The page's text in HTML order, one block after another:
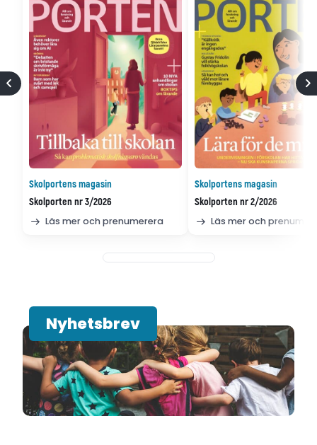
Skolportens magasin
Skolporten nr 3/2026
Läs mer och prenumerera
Skolportens magasin
Skolporten nr 2/2026
Läs mer och
Nyhetsbrev